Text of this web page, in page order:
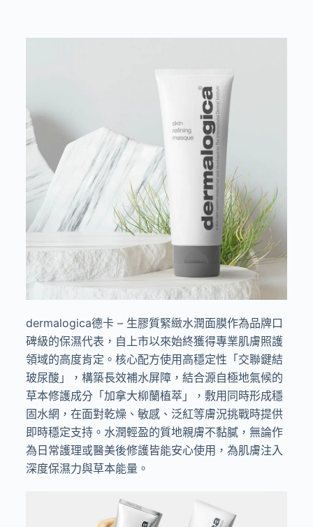
dermalogica德卡 – 生膠質緊緻水潤面膜作為品牌口
碑級的保濕代表，自上市以來始終獲得專業肌膚照護
領域的高度肯定。核心配方使用高穩定性「交聯鍵結
玻尿酸」，構築長效補水屏障，結合源自極地氣候的
草本修護成分「加拿大柳蘭植萃」，敷用同時形成穩
固水網，在面對乾燥、敏感、泛紅等膚況挑戰時提供
即時穩定支持。水潤輕盈的質地親膚不黏膩，無論作
為日常護理或醫美後修護皆能安心使用，為肌膚注入
深度保濕力與草本能量。